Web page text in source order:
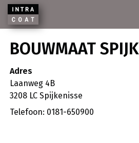
INTRACOAT
BOUWMAAT
Adres
Laanweg 4B
3208 LC Spijkenisse
Telefoon: 0181-650900